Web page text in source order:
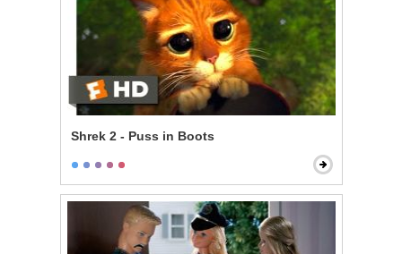
Shrek 2 - Puss in Boots